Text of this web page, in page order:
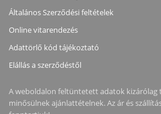
Általános Szerződési feltételek
Online vitarendezés
Adattörlő kód tájékoztató
Elállás a szerződéstől
A weboldalon feltüntetett adatok kizárólag
minősülnek ajánlattételnek. Az ár és